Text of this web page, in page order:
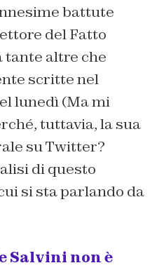
battute
del Fatto
tante altre che
scritte nel
lunedì (Ma mi
tuttavia, la sua
su Twitter?
di questo
si sta parlando da
Salvini non è